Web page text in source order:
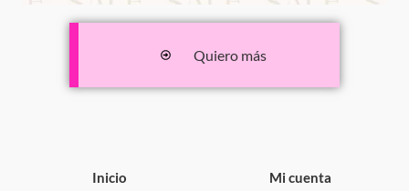
Quiero más
Inicio Mi cuenta